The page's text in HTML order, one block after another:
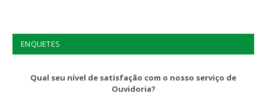
ENQUETES
Qual seu nível de satisfação com o nosso serviço de
Ouvidoria?